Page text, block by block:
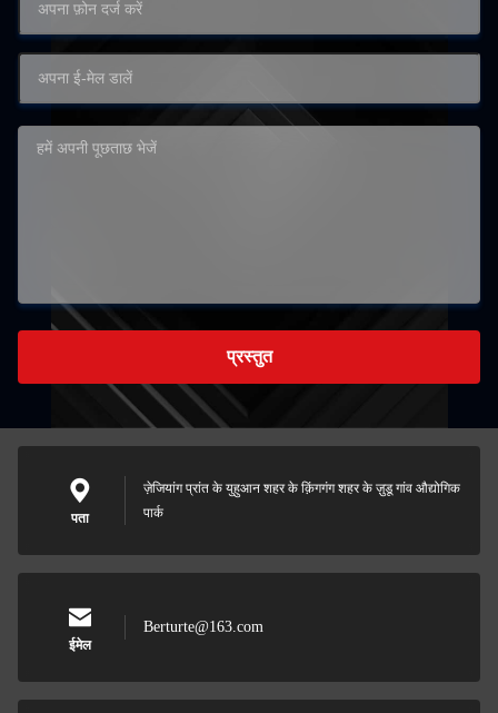
प्रस्तुत
पता
ज़ेजियांग प्रांत के युहुआन शहर के क़िंगगंग शहर के ज़ुडू गांव औद्योगिक
पार्क
ईमेल
Berturte@163.com